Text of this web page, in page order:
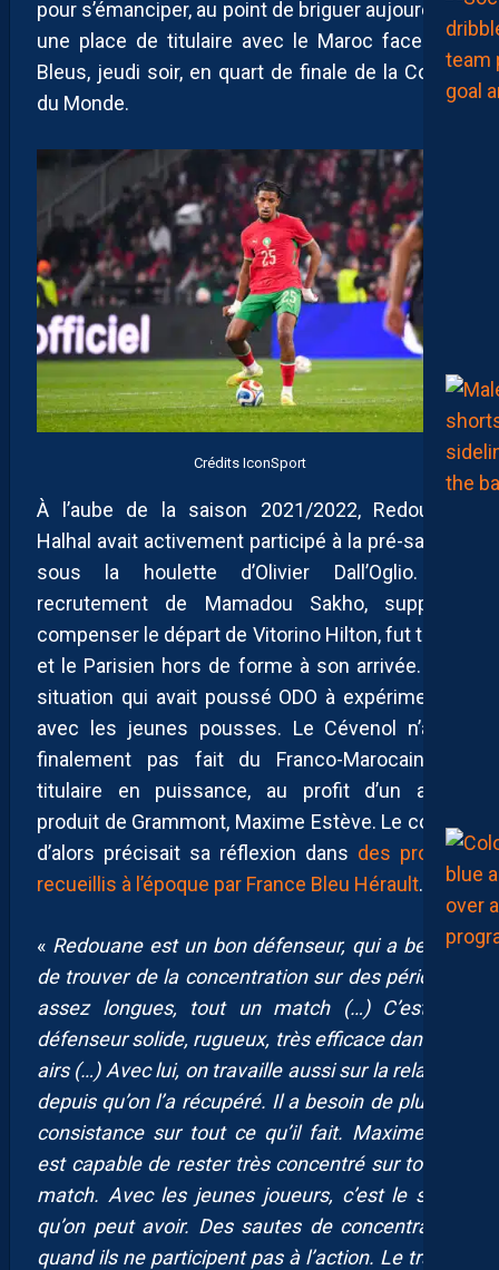
pour s’émanciper, au point de briguer aujourd’hui
une place de titulaire avec le Maroc face aux
Bleus, jeudi soir, en quart de finale de la Coupe
du Monde.
Crédits IconSport
À l’aube de la saison 2021/2022, Redouane
Halhal avait activement participé à la pré-saison
sous la houlette d’Olivier Dall’Oglio. Le
recrutement de Mamadou Sakho, supposé
compenser le départ de Vitorino Hilton, fut tardif
et le Parisien hors de forme à son arrivée. Une
situation qui avait poussé ODO à expérimenter
avec les jeunes pousses. Le Cévenol n’avait
finalement pas fait du Franco-Marocain un
titulaire en puissance, au profit d’un autre
produit de Grammont, Maxime Estève. Le coach
d’alors précisait sa réflexion dans des propos
recueillis à l’époque par France Bleu Hérault.
« Redouane est un bon défenseur, qui a besoin
de trouver de la concentration sur des périodes
assez longues, tout un match (…) C’est un
défenseur solide, rugueux, très efficace dans les
airs (…) Avec lui, on travaille aussi sur la relance,
depuis qu’on l’a récupéré. Il a besoin de plus de
consistance sur tout ce qu’il fait. Maxime, lui,
est capable de rester très concentré sur tout le
match. Avec les jeunes joueurs, c’est le souci
qu’on peut avoir. Des sautes de concentration
quand ils ne participent pas à l’action. Le travail